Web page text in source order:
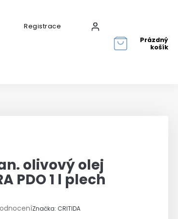
Registrace Přihlášení
Prázdný
košík
olivový olej
PDO 1 l plech
Značka: CRITIDA